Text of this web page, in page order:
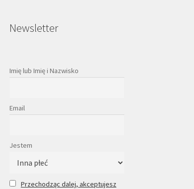
Newsletter
Imię lub Imię i Nazwisko
Email
Jestem
Przechodząc dalej, akceptujesz